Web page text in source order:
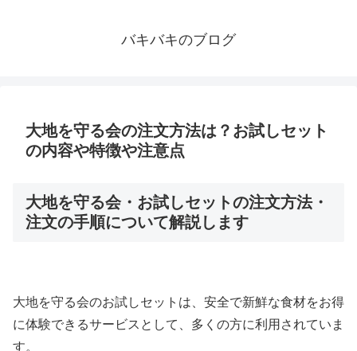
バキバキのブログ
大地を守る会の注文方法は？お試しセット
の内容や特徴や注意点
大地を守る会・お試しセットの注文方法・
注文の手順について解説します
大地を守る会のお試しセットは、安全で新鮮な食材をお得
に体験できるサービスとして、多くの方に利用されていま
す。